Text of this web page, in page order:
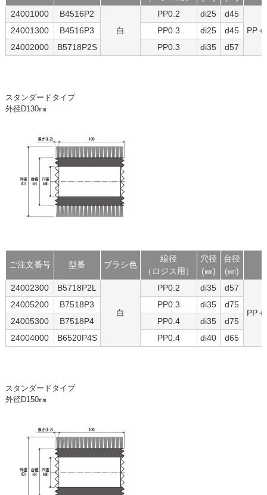
24001000
B4516P2
白
PP0.2 di25
d45
24001300
B4516P3 PP0.3 di25
d45
24002000
B5718P2S PP0.3 di35 d57
PP
スタンダードタイプ
外径D130㎜
ご注文番号 型番 ブラシ色
線径
（ロジス用）
穴径
(㎜)
台径
(㎜)
24002300
B5718P2L
白
PP0.2 di35
d57
24005200
B7518P3 PP0.3 di35
d75
24005300
B7518P4 PP0.4 di35
d75
24004000
B6520P4S PP0.4 di40 d65
PP
スタンダードタイプ
外径D150㎜